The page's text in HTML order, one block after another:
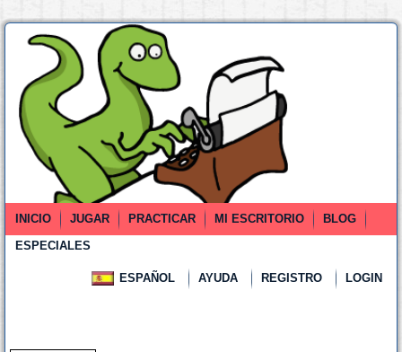
INICIO JUGAR PRACTICAR MI ESCRITORIO
BLOG
ESPECIALES
ESPAÑOL AYUDA REGISTRO LOGIN